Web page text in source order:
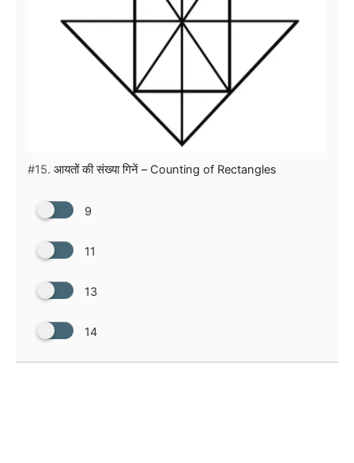
#15. आयतों की संख्या गिनें – Counting of Rectangles
9
11
13
14